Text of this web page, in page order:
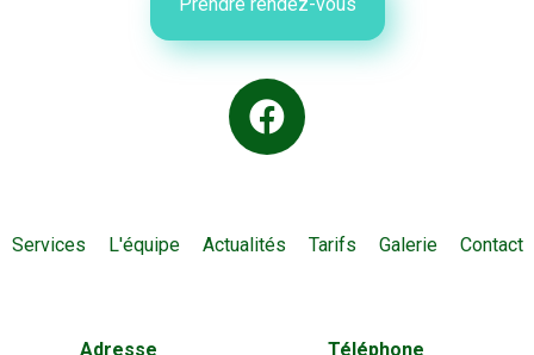
Services L'équipe Actualités Tarifs Galerie Contact
Adresse Téléphone